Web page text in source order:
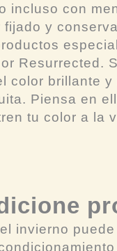
incluso con
fijado y
Resurrected.
color brillante
Piensa en
tu color a la
invierno